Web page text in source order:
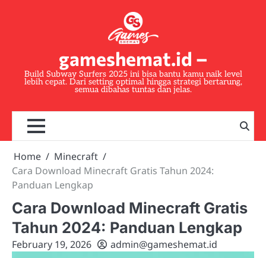
gameshemat.id –
Build Subway Surfers 2025 ini bisa bantu kamu naik level
lebih cepat. Dari setting optimal hingga strategi bertarung,
semua dibahas tuntas dan jelas.
Home
Minecraft
Cara Download Minecraft Gratis Tahun 2024:
Panduan Lengkap
Cara Download Minecraft Gratis
Tahun 2024: Panduan Lengkap
February 19, 2026 admin@gameshemat.id